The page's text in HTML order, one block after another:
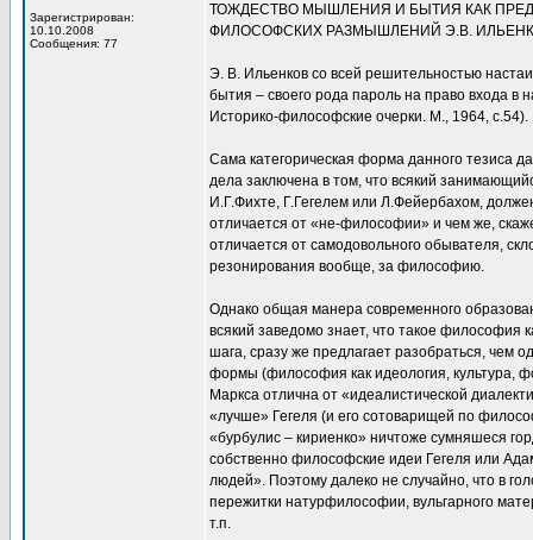
Зарегистрирован:
10.10.2008
Сообщения: 77
ТОЖДЕСТВО МЫШЛЕНИЯ И БЫТИЯ КАК
ФИЛОСОФСКИХ РАЗМЫШЛЕНИЙ Э.В.
Э. В. Ильенков со всей решительностью
бытия – своего рода пароль на право входа
Историко-философские очерки. М., 1964, с.54).
Сама категорическая форма данного тезиса
дела заключена в том, что всякий
И.Г.Фихте, Г.Гегелем или Л.Фейербахом,
отличается от «не-философии» и чем же,
отличается от самодовольного обывателя,
резонирования вообще, за философию.
Однако общая манера современного
всякий заведомо знает, что такое философия
шага, сразу же предлагает разобраться, чем
формы (философия как идеология, культура,
Маркса отлична от «идеалистической
«лучше» Гегеля (и его сотоварищей по
«бурбулис – кириенко» ничтоже сумняшеся
собственно философские идеи Гегеля или
людей». Поэтому далеко не случайно, что в
пережитки натурфилософии, вульгарного
т.п.